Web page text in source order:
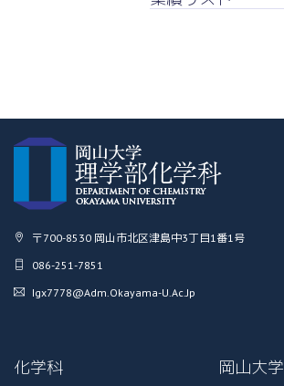
〒700-8530 岡山市北区津島中3丁目1番1号
086-251-7851
Igx7778@adm.okayama-U.ac.jp
化学科 岡山大学